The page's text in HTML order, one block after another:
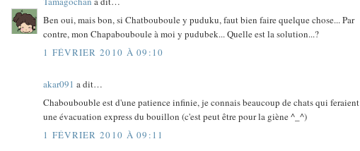
Ben oui, mais bon, si Chatbouboule y puduku, faut bien faire quelque chose... Par
contre, mon Chapabouboule à moi y pudubek... Quelle est la solution...?
1 FÉVRIER 2010 À 09:10
akar091 a dit…
Chaboubouble est d'une patience infinie, je connais beaucoup de chats qui feraient
une évacuation express du bouillon (c'est peut être pour la giène ^_^)
1 FÉVRIER 2010 À 09:11